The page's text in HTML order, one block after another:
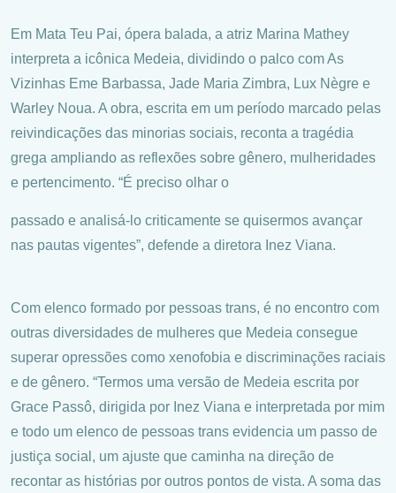
Em Mata Teu Pai, ópera balada, a atriz Marina Mathey
interpreta a icônica Medeia, dividindo o palco com As
Vizinhas Eme Barbassa, Jade Maria Zimbra, Lux Nègre e
Warley Noua. A obra, escrita em um período marcado pelas
reivindicações das minorias sociais, reconta a tragédia
grega ampliando as reflexões sobre gênero, mulheridades
e pertencimento. “É preciso olhar o
passado e analisá-lo criticamente se quisermos avançar
nas pautas vigentes”, defende a diretora Inez Viana.
Com elenco formado por pessoas trans, é no encontro com
outras diversidades de mulheres que Medeia consegue
superar opressões como xenofobia e discriminações raciais
e de gênero. “Termos uma versão de Medeia escrita por
Grace Passô, dirigida por Inez Viana e interpretada por mim
e todo um elenco de pessoas trans evidencia um passo de
justiça social, um ajuste que caminha na direção de
recontar as histórias por outros pontos de vista. A soma das